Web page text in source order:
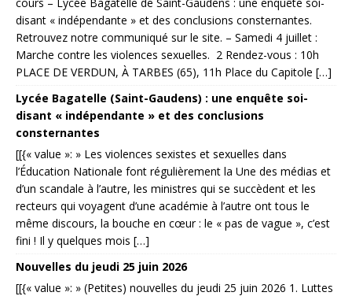
disant « indépendante » et des conclusions consternantes.
Retrouvez notre communiqué sur le site. – Samedi 4 juillet :
Marche contre les violences sexuelles. 2 Rendez-vous : 10h
PLACE DE VERDUN, À TARBES (65), 11h Place du Capitole […]
Lycée Bagatelle (Saint-Gaudens) : une enquête soi-
disant « indépendante » et des conclusions
consternantes
[[{« value »: » Les violences sexistes et sexuelles dans
l’Éducation Nationale font régulièrement la Une des médias et
d’un scandale à l’autre, les ministres qui se succèdent et les
recteurs qui voyagent d’une académie à l’autre ont tous le
même discours, la bouche en cœur : le « pas de vague », c’est
fini ! Il y quelques mois […]
Nouvelles du jeudi 25 juin 2026
[[{« value »: » (Petites) nouvelles du jeudi 25 juin 2026 1. Luttes